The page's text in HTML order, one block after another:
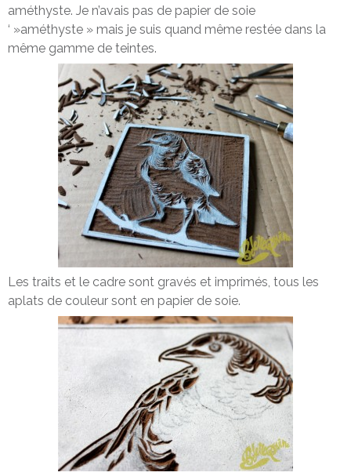
améthyste. Je n’avais pas de papier de soie
‘ »améthyste » mais je suis quand même restée dans la
même gamme de teintes.
Les traits et le cadre sont gravés et imprimés, tous les
aplats de couleur sont en papier de soie.